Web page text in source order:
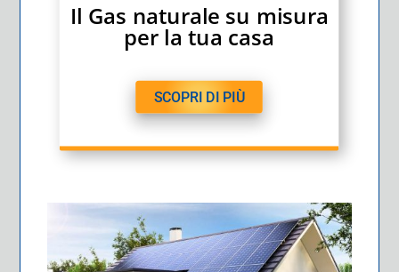
Il Gas naturale su misura
per la tua casa
SCOPRI DI PIÙ